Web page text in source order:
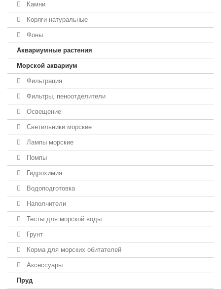
Камни
Коряги натуральные
Фоны
Аквариумные растения
Морской аквариум
Фильтрация
Фильтры, пеноотделители
Освещение
Светильники морские
Лампы морские
Помпы
Гидрохимия
Водоподготовка
Наполнители
Тесты для морской воды
Грунт
Корма для морских обитателей
Аксессуары
Пруд